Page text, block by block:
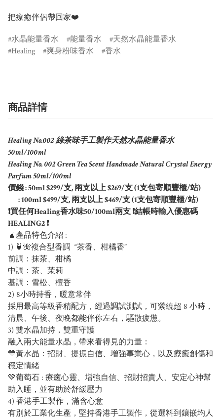
把療癒伴侶帶回家❤️
水晶能量香水 能量香水
天然水晶能量香水
Healing
爽身粉味香水 香水
商品詳情
Healing No.002 綠茶味手工製作天然水晶能量香水
50ml/100ml
Healing No. 002 Green Tea Scent Handmade Natural Crystal Energy
Parfum 50ml/100ml
價錢 : 50ml $299/支, 兩支以上 $269/支 (1支包寄順豐櫃/站)
: 100ml $499/支, 兩支以上 $469/支 (1支包寄順豐櫃/站)
❗買任何Healing香水味50/100ml兩支 ❗結帳時輸入優惠碼
HEALING2 ❗
🧉產品特色介紹 :
1) 🍵🌺複合型香調 “茶香、柑橘香”
前調：抹茶、柑橘
中調：茶、茉莉
基調：雪松、檀香
2) 8小時持香，暖意常伴
採用最高等級香精配方，經過調試測試，可縈繞超 8 小時，
清晨、午後、夜晚都能伴你左右，驅散疲憊。
3) 雙水晶加持，雙重守護
融入兩大能量水晶，帶來看得見的力量：
💛黃水晶：招財、提振自信、增強事業心，以及療癒創傷和
穩定情緒
💚葡萄石 : 療癒心靈、增強自信、招財招貴人、安定心神幫
助入睡，並有助於舒緩壓力
4) 香港手工製作，滿含心意
有別於工業化生產，堅持香港手工製作，從選料到鑲嵌均人